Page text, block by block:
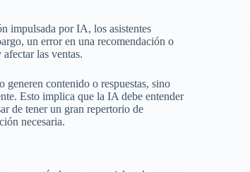
impulsada por IA, los asistentes
un error en una recomendación o
las ventas.
contenido o respuestas, sino
Esto implica que la IA debe entender
de tener un gran repertorio de
necesaria.